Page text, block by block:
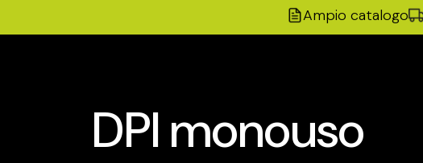
Ampio catalogo
DPI monouso